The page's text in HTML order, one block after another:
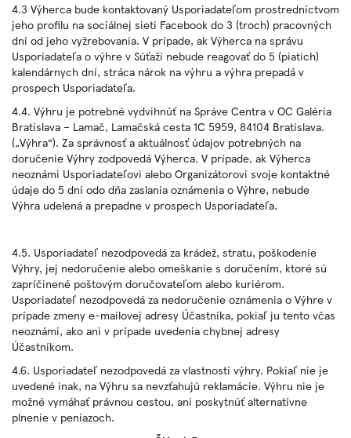
4.3 Výherca bude kontaktovaný Usporiadateľom prostredníctvom
jeho profilu na sociálnej sieti Facebook do 3 (troch) pracovných
dní od jeho vyžrebovania. V prípade, ak Výherca na správu
Usporiadateľa o výhre v Súťaži nebude reagovať do 5 (piatich)
kalendárnych dní, stráca nárok na výhru a výhra prepadá v
prospech Usporiadateľa.
4.4. Výhru je potrebné vydvihnúť na Správe Centra v OC Galéria
Bratislava – Lamač, Lamačská cesta 1C 5959, 84104 Bratislava.
(„Výhra“). Za správnosť a aktuálnosť údajov potrebných na
doručenie Výhry zodpovedá Výherca. V prípade, ak Výherca
neoznámi Usporiadateľovi alebo Organizátorovi svoje kontaktné
údaje do 5 dní odo dňa zaslania oznámenia o Výhre, nebude
Výhra udelená a prepadne v prospech Usporiadateľa.
4.5. Usporiadateľ nezodpovedá za krádež, stratu, poškodenie
Výhry, jej nedoručenie alebo omeškanie s doručením, ktoré sú
zapríčinené poštovým doručovateľom alebo kuriérom.
Usporiadateľ nezodpovedá za nedoručenie oznámenia o Výhre v
prípade zmeny e-mailovej adresy Účastníka, pokiaľ ju tento včas
neoznámi, ako ani v prípade uvedenia chybnej adresy
Účastníkom.
4.6. Usporiadateľ nezodpovedá za vlastnosti výhry. Pokiaľ nie je
uvedené inak, na Výhru sa nevzťahujú reklamácie. Výhru nie je
možné vymáhať právnou cestou, ani poskytnúť alternatívne
plnenie v peniazoch.